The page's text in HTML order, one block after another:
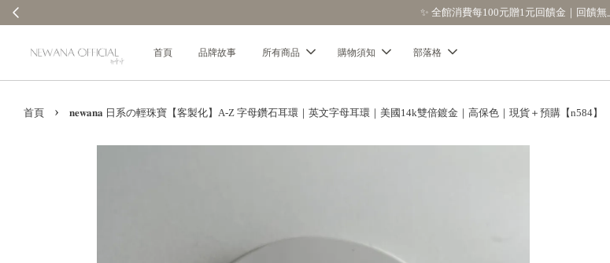
【分享購物評價💬】贈$30元購物金
首頁 品牌故事 所有商品 購物須知 部落格
首頁 › 𝐧𝐞𝐰𝐚𝐧𝐚 日系の輕珠寶【客製化】A-Z 字母鑽石耳環｜英文字母耳環｜美國14k雙倍鍍金｜高保色｜現貨＋預購【n584】